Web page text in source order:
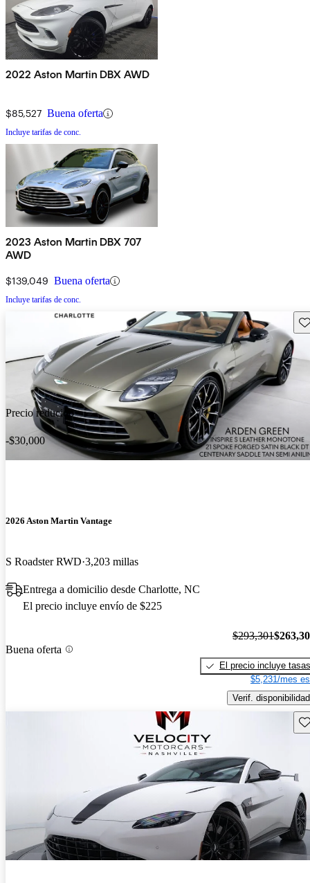
2022 Aston Martin DBX AWD
$85,527 Buena oferta
Incluye tarifas de conc.
2023 Aston Martin DBX 707
AWD
$139,049 Buena oferta
Incluye tarifas de conc.
Precio reducido
-$30,000
2026 Aston Martin Vantage
S Roadster RWD 3,203 millas
Entrega a domicilio desde Charlotte, NC
El precio incluye envío de $225
Buena oferta
$293,301
El precio incluye tasas
$5,231/mes
Verif. disponibilidad